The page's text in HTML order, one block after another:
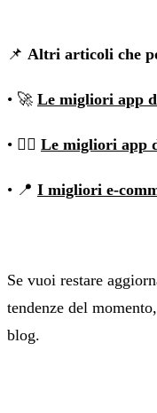
📌 Altri articoli che
• 🚀 Le migliori app
• 🏋🏽 Le migliori app
• 📍 I migliori e-
Se vuoi restare
tendenze del
blog.